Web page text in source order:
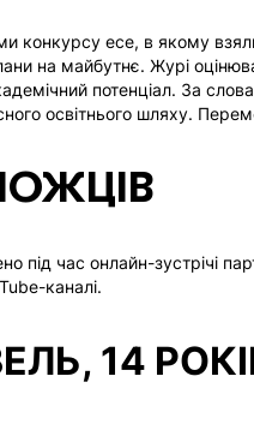
конкурсу есе, в якому
на майбутнє. Журі
потенціал. За
освітнього шляху.
під час онлайн-зустрічі
каналі.
14